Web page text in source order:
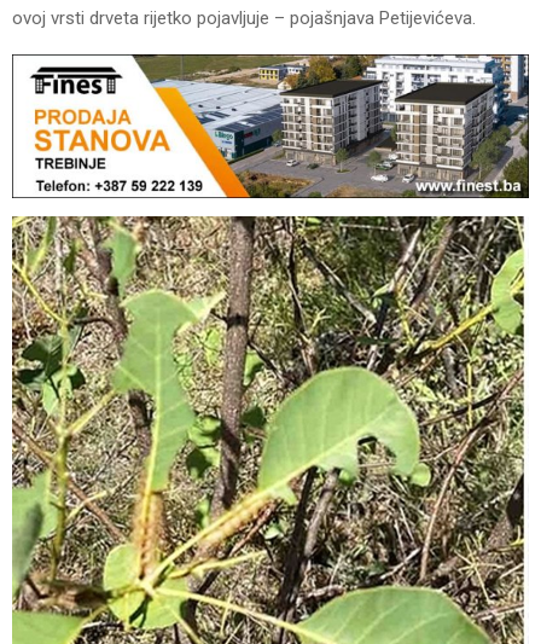
ovoj vrsti drveta rijetko pojavljuje – pojašnjava Petijevićeva.